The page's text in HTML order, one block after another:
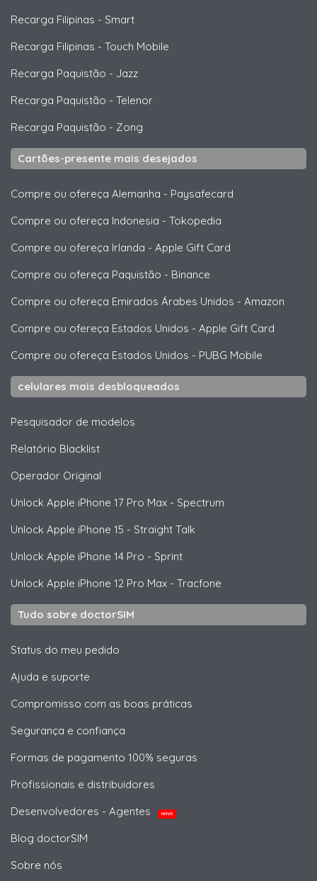
Recarga Filipinas - Smart
Recarga Filipinas - Touch Mobile
Recarga Paquistão - Jazz
Recarga Paquistão - Telenor
Recarga Paquistão - Zong
Cartões-presente mais desejados
Compre ou ofereça Alemanha - Paysafecard
Compre ou ofereça Indonesia - Tokopedia
Compre ou ofereça Irlanda - Apple Gift Card
Compre ou ofereça Paquistão - Binance
Compre ou ofereça Emirados Árabes Unidos - Amazon
Compre ou ofereça Estados Unidos - Apple Gift Card
Compre ou ofereça Estados Unidos - PUBG Mobile
celulares mais desbloqueados
Pesquisador de modelos
Relatório Blacklist
Operador Original
Unlock Apple iPhone 17 Pro Max - Spectrum
Unlock Apple iPhone 15 - Straight Talk
Unlock Apple iPhone 14 Pro - Sprint
Unlock Apple iPhone 12 Pro Max - Tracfone
Tudo sobre doctorSIM
Status do meu pedido
Ajuda e suporte
Compromisso com as boas práticas
Segurança e confiança
Formas de pagamento 100% seguras
Profissionais e distribuidores
Desenvolvedores - Agentes
NOVO
Blog doctorSIM
Sobre nós